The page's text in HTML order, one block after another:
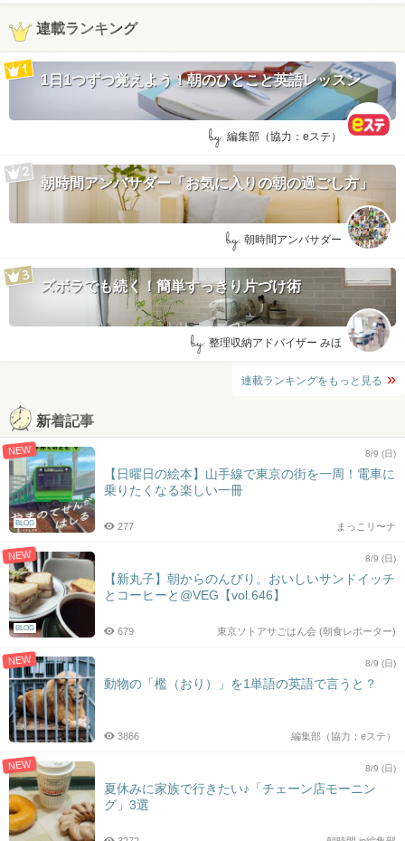
連載ランキング
1日1つずつ覚えよう！朝のひとこと英語レッスン
by: 編集部（協力：eステ）
朝時間アンバサダー「お気に入りの朝の過ごし方」
by: 朝時間アンバサダー
ズボラでも続く！簡単すっきり片づけ術
by: 整理収納アドバイザー みほ
連載ランキングをもっと見る
新着記事
NEW
BLOG
8/9 (日)
【日曜日の絵本】山手線で東京の街を一周！電車に
乗りたくなる楽しい一冊
まっこリ〜ナ
277
NEW
BLOG
8/9 (日)
【新丸子】朝からのんびり。おいしいサンドイッチ
とコーヒーと@VEG【vol.646】
東京ソトアサごはん会 (朝食レポーター)
679
NEW 8/9 (日)
動物の「檻（おり）」を1単語の英語で言うと？
編集部（協力：eステ）
3866
NEW 8/9 (日)
夏休みに家族で行きたい♪「チェーン店モーニン
グ」3選